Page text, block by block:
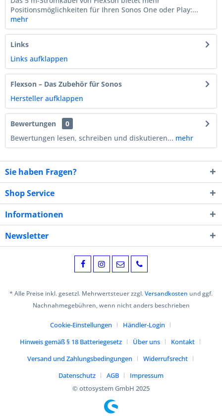
Positionsmöglichkeiten für Ihren Sonos One oder Play:...
mehr
Links
Links aufklappen
Flexson – Das Zubehör für Sonos
Hersteller aufklappen
Bewertungen
0
Bewertungen lesen, schreiben und diskutieren... mehr
Sie haben Fragen?
Shop Service
Informationen
Newsletter
* Alle Preise inkl. gesetzl. Mehrwertsteuer zzgl.Versandkosten und ggf.
Nachnahmegebühren, wenn nicht anders beschrieben
Cookie-Einstellungen
Händler-Login
Hinweis gemäß § 18 Batteriegesetz
Über uns
Kontakt
Versand und Zahlungsbedingungen
Widerrufsrecht
Datenschutz
AGB
Impressum
© ottosystem GmbH 2025